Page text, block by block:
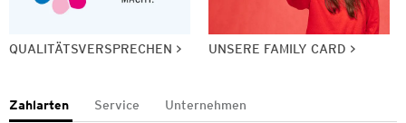
QUALITÄTSVERSPRECHEN UNSERE FAMILY CARD
Zahlarten Service Unternehmen